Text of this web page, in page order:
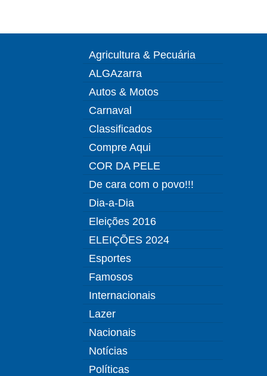
Agricultura & Pecuária
ALGAzarra
Autos & Motos
Carnaval
Classificados
Compre Aqui
COR DA PELE
De cara com o povo!!!
Dia-a-Dia
Eleições 2016
ELEIÇÕES 2024
Esportes
Famosos
Internacionais
Lazer
Nacionais
Notícias
Políticas